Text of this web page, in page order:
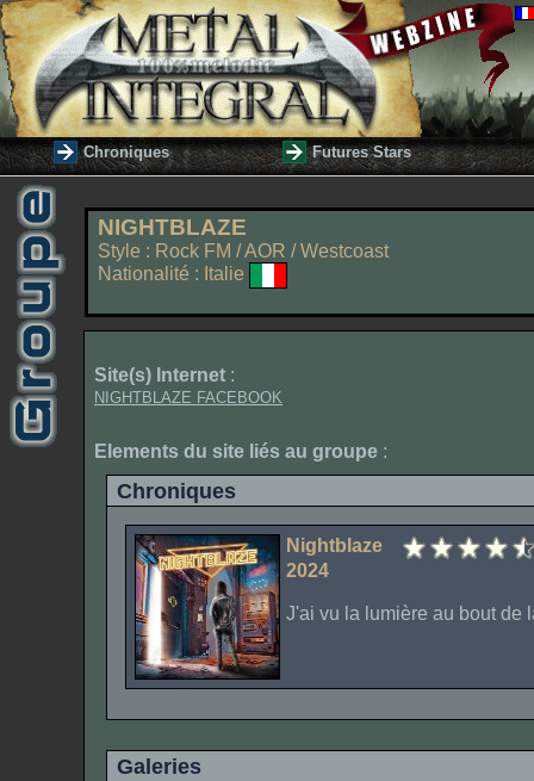
Chroniques Futures Stars
NIGHTBLAZE
Style : Rock FM / AOR / Westcoast
Nationalité : Italie
Site(s) Internet :
NIGHTBLAZE FACEBOOK
Elements du site liés au groupe :
Chroniques
Nightblaze
2024
J'ai vu la lumière au bout de
Galeries